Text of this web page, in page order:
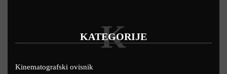
KATEGORIJE
K
Kinematografski ovisnik